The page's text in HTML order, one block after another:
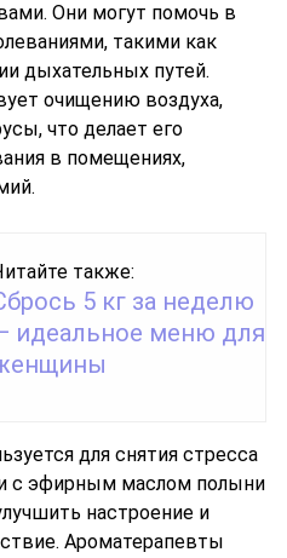
Они могут помочь в
такими как
дыхательных путей.
очищению воздуха,
что делает его
в помещениях,
также:
5 кг за неделю
идеальное меню для
для снятия стресса
с эфирным маслом полыни
настроение и
Ароматерапевты